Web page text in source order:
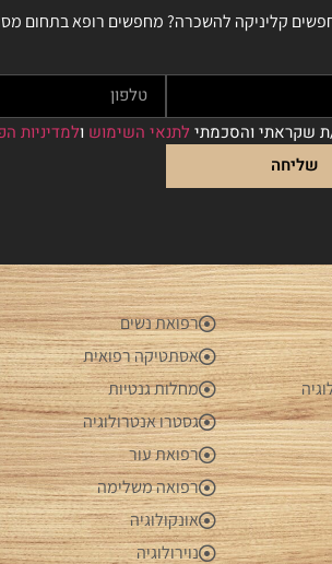
קליניקה להשכרה? מחפשים רופא בתחום
שקראתי והסכמתי לתנאי השימוש ולמדיניות
שליחה
רפואת נשים
אסתטיקה רפואית
מחלות גנטיות
גסטרו אנטרולוגיה
רפואת עור
רפואה משלימה
אונקולוגיה
נוירולוגיה